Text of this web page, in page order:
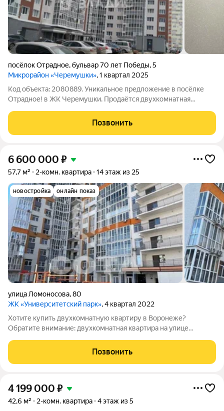
посёлок Отрадное,бульвар 70 лет Победы,5
Микрорайон «Черемушки», 1 квартал 2025
Код объекта: 2080889. Уникальное предложение в посёлке
Отрадное! в ЖК Черемушки. Продаётся двухкомнатная
дома. Дом построен в 2024 году Квартира с ремонтом, высота
Позвонить
6 600 000 ₽
57,7 м² 2-комн. квартира 14 этаж из 25
новостройка онлайн показ
улица Ломоносова,80
ЖК «Университетский парк», 4 квартал 2022
Хотите купить двухкомнатную квартиру в Воронеже?
Обратите внимание: двухкомнатная квартира на улице
Позвонить
4 199 000 ₽
42,6 м² 2-комн. квартира 4 этаж из 5